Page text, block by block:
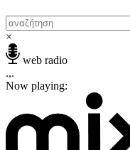
×
web radio
.,.
Now playing: